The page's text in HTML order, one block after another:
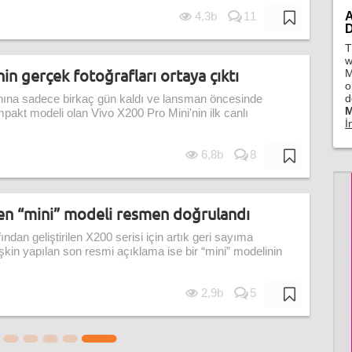
4,3b 11
gerçek fotoğrafları ortaya çıktı
sadece birkaç gün kaldı ve lansman öncesinde
modeli olan Vivo X200 Pro Mini'nin ilk canlı
6,8b 8
“mini” modeli resmen doğrulandı
geliştirilen X200 serisi için artık geri sayıma
yapılan son resmi açıklama ise bir “mini” modelinin
2,9b 5